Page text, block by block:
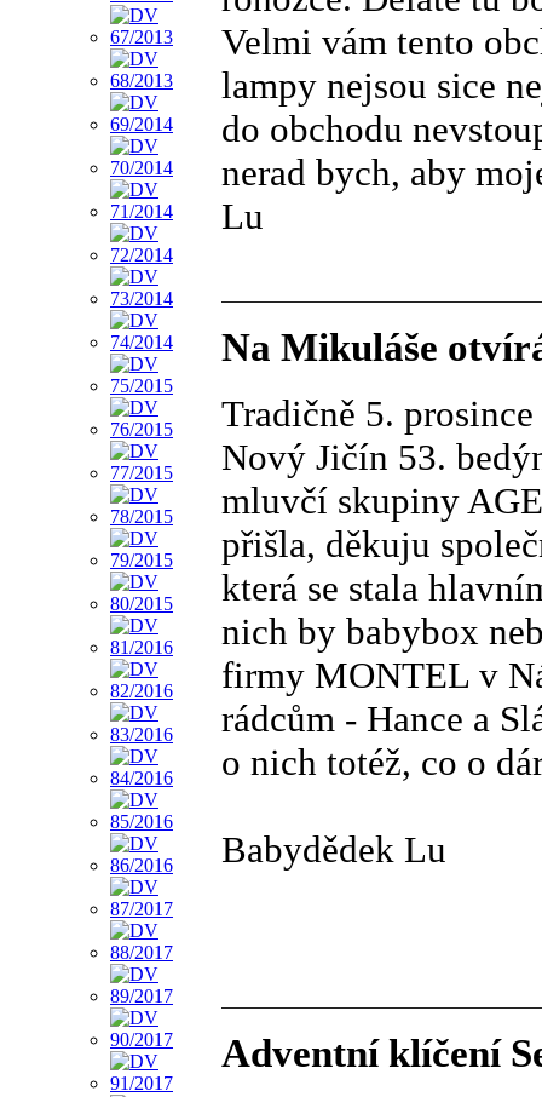
Velmi vám tento
lampy nejsou sice
do obchodu
nerad bych, aby
Lu
Na Mikuláše
Tradičně 5.
Nový Jičín 53.
mluvčí skupiny
přišla, děkuju
která se stala
nich by babybox
firmy MONTEL v
rádcům - Hance a
o nich totéž, co o
Babydědek Lu
Adventní klíčení